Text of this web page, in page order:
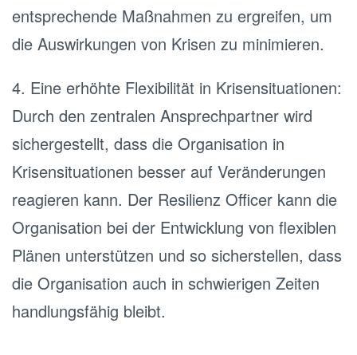
entsprechende Maßnahmen zu ergreifen, um
die Auswirkungen von Krisen zu minimieren.
4. Eine erhöhte Flexibilität in Krisensituationen:
Durch den zentralen Ansprechpartner wird
sichergestellt, dass die Organisation in
Krisensituationen besser auf Veränderungen
reagieren kann. Der Resilienz Officer kann die
Organisation bei der Entwicklung von flexiblen
Plänen unterstützen und so sicherstellen, dass
die Organisation auch in schwierigen Zeiten
handlungsfähig bleibt.